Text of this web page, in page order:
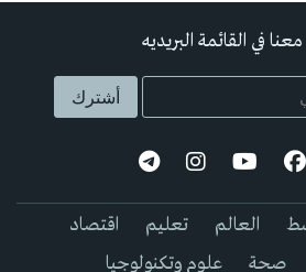
في القائمة البريديه
العالم تعليم
اقتصاد
صحة علوم وتكنولوجيا